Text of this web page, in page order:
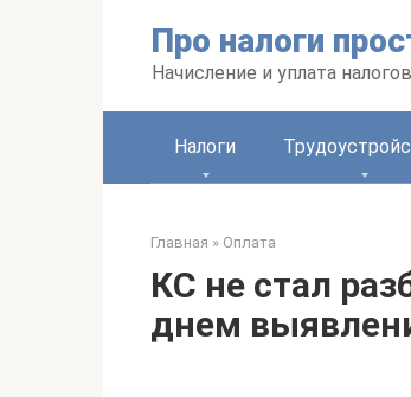
Про налоги
Начисление и уплата
Налоги
Главная » Оплата
КС не стал
днем